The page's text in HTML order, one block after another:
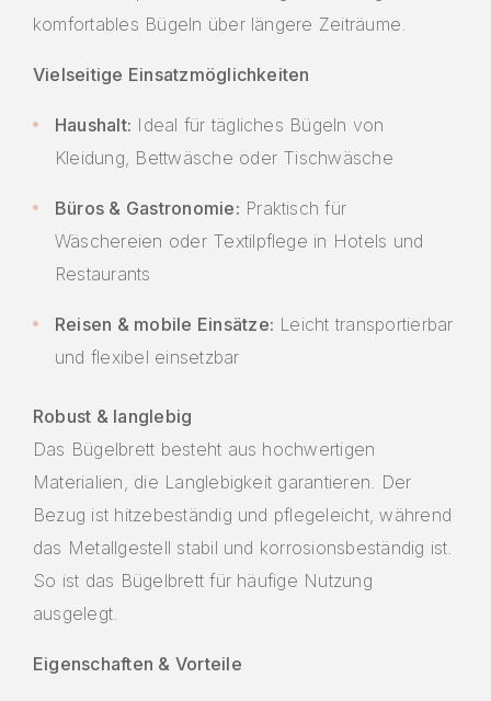
komfortables Bügeln über längere Zeiträume.
Vielseitige Einsatzmöglichkeiten
Haushalt: Ideal für tägliches Bügeln von
Kleidung, Bettwäsche oder Tischwäsche
Büros & Gastronomie: Praktisch für
Wäschereien oder Textilpflege in Hotels und
Restaurants
Reisen & mobile Einsätze: Leicht transportierbar
und flexibel einsetzbar
Robust & langlebig
Das Bügelbrett besteht aus hochwertigen
Materialien, die Langlebigkeit garantieren. Der
Bezug ist hitzebeständig und pflegeleicht, während
das Metallgestell stabil und korrosionsbeständig ist.
So ist das Bügelbrett für häufige Nutzung
ausgelegt.
Eigenschaften & Vorteile